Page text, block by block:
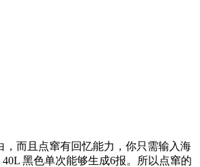
而且点窜有回忆能力，你只需输入海
黑色单次能够生成6报。所以点窜的